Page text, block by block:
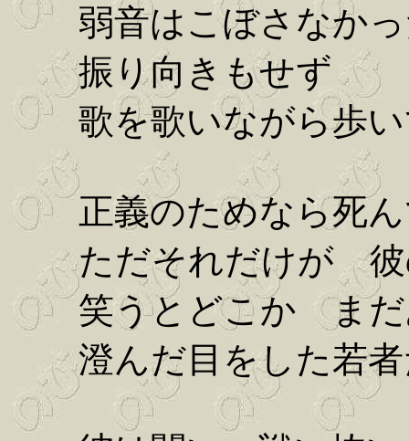
弱音はこぼさなかっ
振り向きもせず
歌を歌いながら歩い
正義のためなら死ん
ただそれだけが 彼
笑うとどこか まだ
澄んだ目をした若者